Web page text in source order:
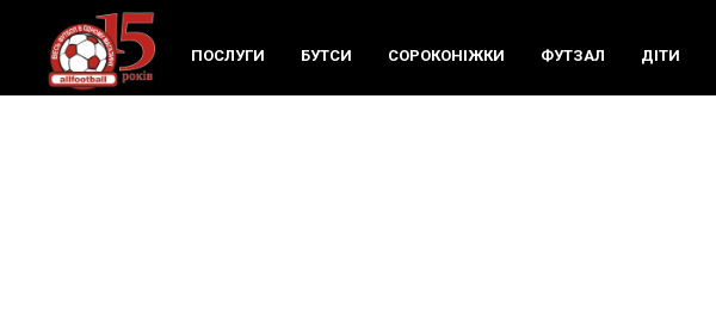
ПОСЛУГИ БУТСИ СОРОКОНIЖКИ ФУТЗАЛ ДIТИ